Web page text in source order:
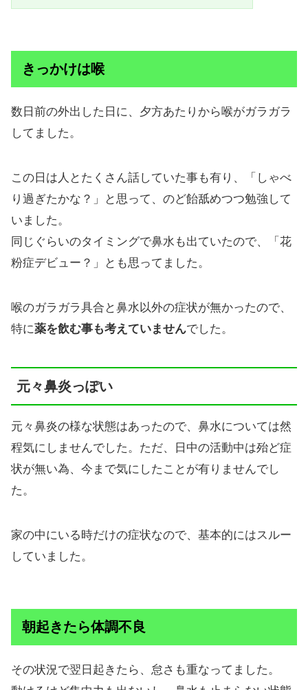
きっかけは喉
数日前の外出した日に、夕方あたりから喉がガラガラ
してました。
この日は人とたくさん話していた事も有り、「しゃべ
り過ぎたかな？」と思って、のど飴舐めつつ勉強して
いました。
同じぐらいのタイミングで鼻水も出ていたので、「花
粉症デビュー？」とも思ってました。
喉のガラガラ具合と鼻水以外の症状が無かったので、
特に薬を飲む事も考えていませんでした。
元々鼻炎っぽい
元々鼻炎の様な状態はあったので、鼻水については然
程気にしませんでした。ただ、日中の活動中は殆ど症
状が無い為、今まで気にしたことが有りませんでし
た。
家の中にいる時だけの症状なので、基本的にはスルー
していました。
朝起きたら体調不良
その状況で翌日起きたら、怠さも重なってました。